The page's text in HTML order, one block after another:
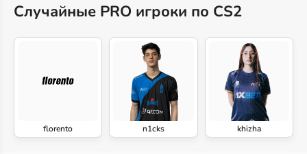
Случайные PRO игроки по CS2
florento n1cks khizha